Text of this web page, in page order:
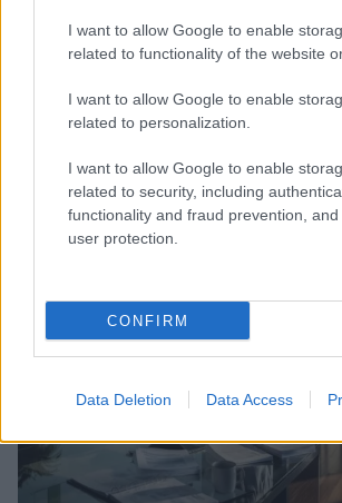
I want to allow Google to enable
related to functionality of the website
I want to allow Google to enable
related to personalization.
I want to allow Google to enable
related to security, including
functionality and fraud prevention,
user protection.
CONFIRM
Data Deletion Data Access
Amerikaanse werkloosheidscijfers dalen:
de economie?
Lotte de Vries · 7 aug 2026
FINANCIERING